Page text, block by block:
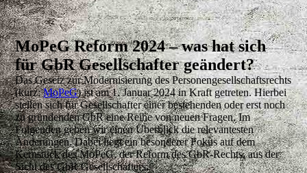
MoPeG Reform 2024 – was hat sich
für GbR Gesellschafter geändert?
Das Gesetz zur Modernisierung des Personengesellschaftsrechts
(kurz:MoPeG) ist am 1. Januar 2024 in Kraft getreten. Hierbei
stellen sich für Gesellschafter einer bestehenden oder erst noch
zu gründenden GbR eine Reihe von neuen Fragen. Im
Folgenden geben wir einen Überblick die relevantesten
Änderungen. Dabei liegt ein besonderer Fokus auf dem
Kernstück des MoPeG, der Reform des GbR-Rechts, aus der
Sicht des GbR Gesellschafters.